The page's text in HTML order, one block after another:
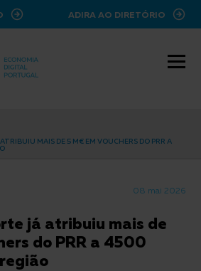
ADIRA AO DIRETÓRIO
MAIS DE 5 M€ EM VOUCHERS DO PRR A
08 mai 2026
já atribuiu mais de
do PRR a 4500